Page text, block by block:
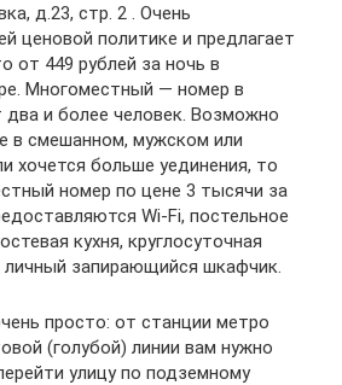
д.23, стр. 2 . Очень
ценовой политике и предлагает
от 449 рублей за ночь в
Многоместный — номер в
и более человек. Возможно
в смешанном, мужском или
хочется больше уединения, то
номер по цене 3 тысячи за
Wi-Fi, постельное
кухня, круглосуточная
личный запирающийся шкафчик.
просто: от станции метро
(голубой) линии вам нужно
улицу по подземному